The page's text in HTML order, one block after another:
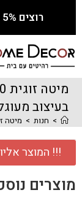
רוצים 5% הנחה לרכישה הראשונה? לחצו כאן!
בעיצוב
> חנות > מיטה זוגית 140×190 מרופדת
!!! המוצר
מוצרים